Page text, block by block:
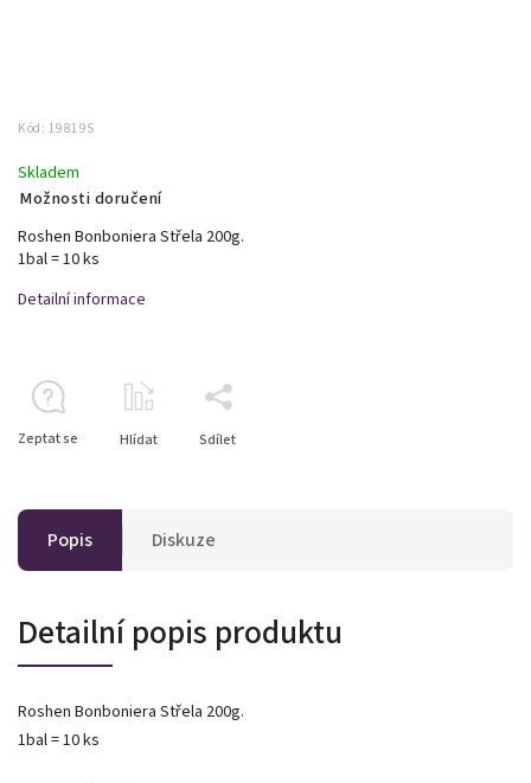
Kód: 19819S
Skladem
Možnosti doručení
Roshen Bonboniera Střela 200g.
1bal = 10 ks
Detailní informace
Zeptat se Hlídat Sdílet
Popis Diskuze
Detailní popis produktu
Roshen Bonboniera Střela 200g.
1bal = 10 ks